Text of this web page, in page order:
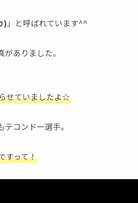
) 」と呼ばれています^^
ありました。
せていましたよ☆
コンドー選手。
すって！